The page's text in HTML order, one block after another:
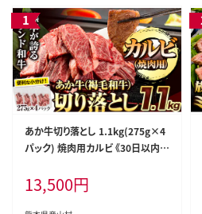
あか牛切り落とし 1.1kg(275g×4
パック) 焼肉用カルビ 《30日以内に
り落とし 国産牛 切落とし ブランド
牛 スライス 焼肉 小分け---ubuya
13,500円